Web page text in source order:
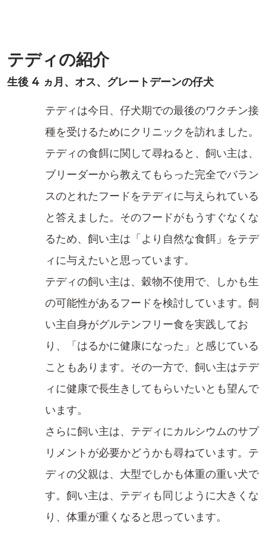
テディの紹介
生後 4 ヵ月、オス、グレートデーンの仔犬
テディは今日、仔犬期での最後のワクチン接
種を受けるためにクリニックを訪れました。
テディの食餌に関して尋ねると、飼い主は、
ブリーダーから教えてもらった完全でバラン
スのとれたフードをテディに与えられている
と答えました。そのフードがもうすぐなくな
るため、飼い主は「より自然な食餌」をテデ
ィに与えたいと思っています。
テディの飼い主は、穀物不使用で、しかも生
の可能性があるフードを検討しています。飼
い主自身がグルテンフリー食を実践してお
り、「はるかに健康になった」と感じている
こともあります。その一方で、飼い主はテデ
ィに健康で長生きしてもらいたいとも望んで
います。
さらに飼い主は、テディにカルシウムのサプ
リメントが必要かどうかも尋ねています。テ
ディの父親は、大型でしかも体重の重い犬で
す。飼い主は、テディも同じように大きくな
り、体重が重くなると思っています。